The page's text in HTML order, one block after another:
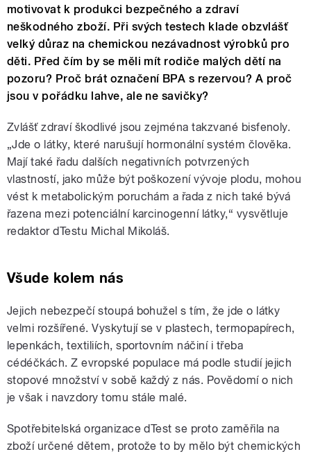
motivovat k produkci bezpečného a zdraví
neškodného zboží. Při svých testech klade obzvlášť
velký důraz na chemickou nezávadnost výrobků pro
děti. Před čím by se měli mít rodiče malých dětí na
pozoru? Proč brát označení BPA s rezervou? A proč
jsou v pořádku lahve, ale ne savičky?
Zvlášť zdraví škodlivé jsou zejména takzvané bisfenoly.
„Jde o látky, které narušují hormonální systém člověka.
Mají také řadu dalších negativních potvrzených
vlastností, jako může být poškození vývoje plodu, mohou
vést k metabolickým poruchám a řada z nich také bývá
řazena mezi potenciální karcinogenní látky,“ vysvětluje
redaktor dTestu Michal Mikoláš.
Všude kolem nás
Jejich nebezpečí stoupá bohužel s tím, že jde o látky
velmi rozšířené. Vyskytují se v plastech, termopapírech,
lepenkách, textiliích, sportovním náčiní i třeba
cédéčkách. Z evropské populace má podle studií jejich
stopové množství v sobě každý z nás. Povědomí o nich
je však i navzdory tomu stále malé.
Spotřebitelská organizace dTest se proto zaměřila na
zboží určené dětem, protože to by mělo být chemických